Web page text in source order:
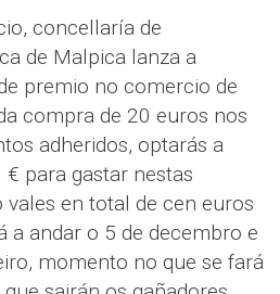
concellaría de
de Malpica lanza a
premio no comercio de
compra de 20 euros nos
adheridos, optarás a
para gastar nestas
en total de cen euros
a andar o 5 de decembro e
momento no que se fará